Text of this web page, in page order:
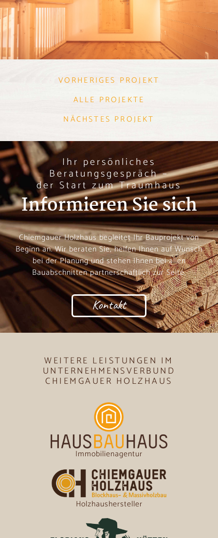
VORHERIGES PROJEKT
ALLE PROJEKTE
NÄCHSTES PROJEKT
Informieren Sie sich
Ihr persönliches
Beratungsgespräch –
der Start zum Traumhaus
Chiemgauer Holzhaus begleitet Ihr Bauprojekt von
Beginn an. Wir beraten Sie, helfen Ihnen auf Wunsch
bei der Planung und stehen Ihnen bei allen
Bauabschnitten partnerschaftlich zur Seite.
Kontakt
WEITERE LEISTUNGEN IM
UNTERNEHMENSVERBUND
CHIEMGAUER HOLZHAUS
Immobilienagentur
Holzhaushersteller